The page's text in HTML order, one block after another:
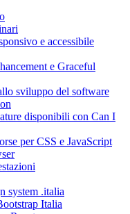
e accessibile
e Graceful
sviluppo del software
disponibili con Can I
per CSS e JavaScript
system .italia
Italia